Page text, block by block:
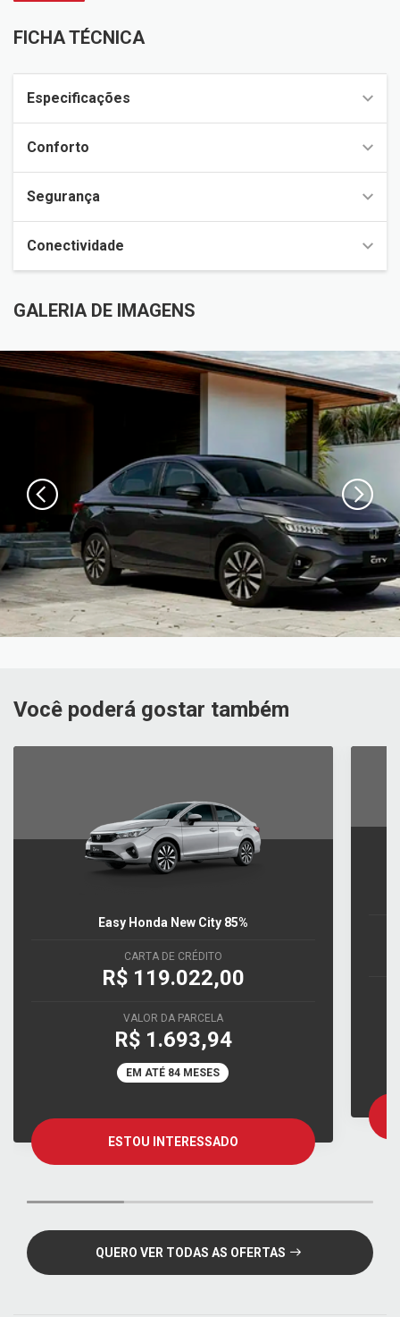
FICHA TÉCNICA
Especificações
Conforto
Segurança
Conectividade
GALERIA DE IMAGENS
Você poderá gostar também
Easy Honda New City 85%
CARTA DE CRÉDITO
R$ 119.022,00
VALOR DA PARCELA
R$ 1.693,94
EM ATÉ 84 MESES
ESTOU INTERESSADO
QUERO VER TODAS AS OFERTAS